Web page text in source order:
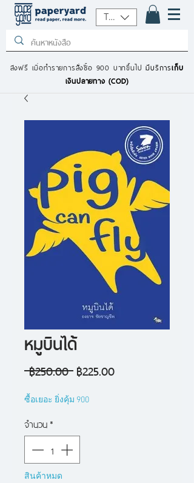
THB (฿)
ส่งฟรี เมื่อทำรายการสั่งซื้อ 900 บาทขึ้นไปมีบริการเก็บ
เงินปลายทาง (COD)
หมูบินได้
฿250.00 ราคา
฿225.00ราคา
ซื้อเยอะ ยิ่งคุ้ม 900
จำนวน*
สินค้าหมด